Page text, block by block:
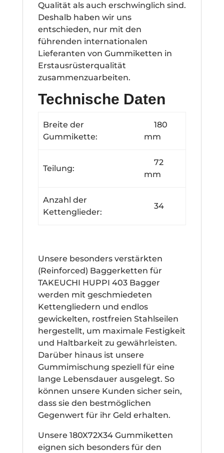
Qualität als auch erschwinglich sind.
Deshalb haben wir uns
entschieden, nur mit den
führenden internationalen
Lieferanten von Gummiketten in
Erstausrüsterqualität
zusammenzuarbeiten.
Technische Daten
Breite der
Gummikette:
180
mm
Teilung:
72
mm
Anzahl der
Kettenglieder:
34
Unsere besonders verstärkten
(Reinforced) Baggerketten für
TAKEUCHI HUPPI 403 Bagger
werden mit geschmiedeten
Kettengliedern und endlos
gewickelten, rostfreien Stahlseilen
hergestellt, um maximale Festigkeit
und Haltbarkeit zu gewährleisten.
Darüber hinaus ist unsere
Gummimischung speziell für eine
lange Lebensdauer ausgelegt. So
können unsere Kunden sicher sein,
dass sie den bestmöglichen
Gegenwert für ihr Geld erhalten.
Unsere 180X72X34 Gummiketten
eignen sich besonders für den